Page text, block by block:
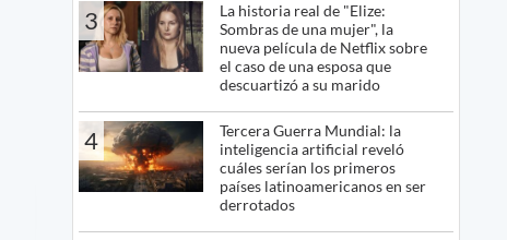
3
La historia real de "Elize:
Sombras de una mujer", la
nueva película de Netflix sobre
el caso de una esposa que
descuartizó a su marido
4
Tercera Guerra Mundial: la
inteligencia artificial reveló
cuáles serían los primeros
países latinoamericanos en ser
derrotados